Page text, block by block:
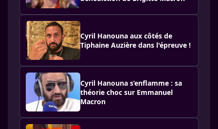
Cyril Hanouna aux côtés de
Tiphaine Auzière dans l'épreuve !
Cyril Hanouna s’enflamme : sa
théorie choc sur Emmanuel
Macron